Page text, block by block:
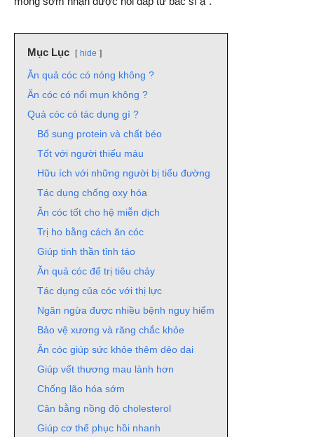
Mục Lục hide
Ăn quả cóc có nóng không ?
Ăn cóc có nổi mụn không ?
Quả cóc có tác dụng gì ?
Bổ sung protein và chất béo
Tốt với người thiếu máu
Hữu ích với những người bị tiểu đường
Tác dụng chống oxy hóa
Ăn cóc tốt cho hệ miễn dịch
Trị ho bằng cách ăn cóc
Giúp tinh thần tỉnh táo
Ăn quả cóc để trị tiêu chảy
Tác dụng của cóc với thị lực
Ngăn ngừa được nhiều bệnh nguy hiểm
Bảo vệ xương và răng chắc khỏe
Ăn cóc giúp sức khỏe thêm dẻo dai
Giúp vết thương mau lành hơn
Chống lão hóa sớm
Cân bằng nồng độ cholesterol
Giúp cơ thể phục hồi nhanh